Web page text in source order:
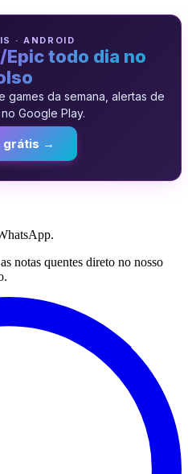
· ANDROID
todo dia no
da semana, alertas de
Google Play.
grátis →
notas quentes direto no nosso